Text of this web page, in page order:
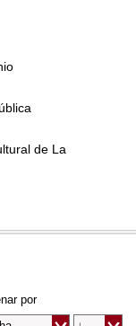
de La
por